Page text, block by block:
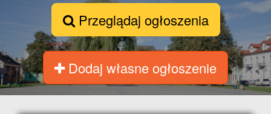
Przeglądaj ogłoszenia
Dodaj własne ogłoszenie